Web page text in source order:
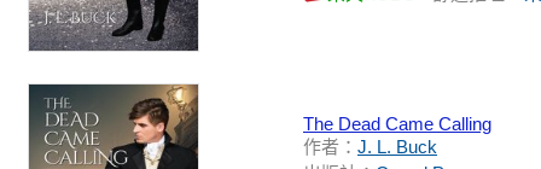
The Dead Came Calling
作者： J. L. Buck